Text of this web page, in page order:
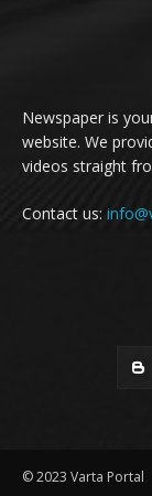
Newspaper is
website. We
videos straight
Contact us:
© 2023 Varta Portal